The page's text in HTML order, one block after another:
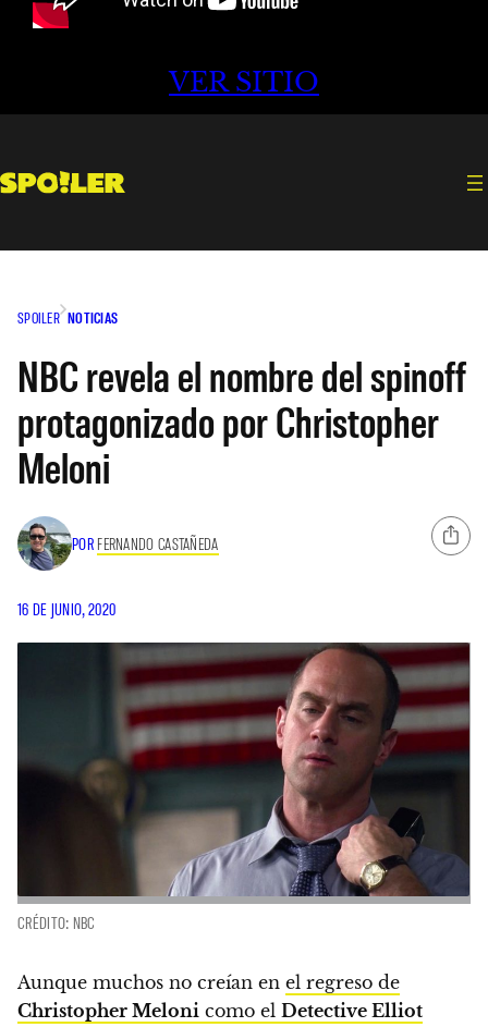
VER SITIO
SPOILER NOTICIAS
NBC revela el nombre del spinoff
protagonizado por Christopher
Meloni
POR FERNANDO CASTAÑEDA
16 DE JUNIO, 2020
CRÉDITO: NBC
Aunque muchos no creían en el regreso de
Christopher Meloni como el Detective Elliot